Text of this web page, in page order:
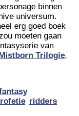
binnen
universum.
erg goed boek
moeten gaan
van
Trilogie.
ridders